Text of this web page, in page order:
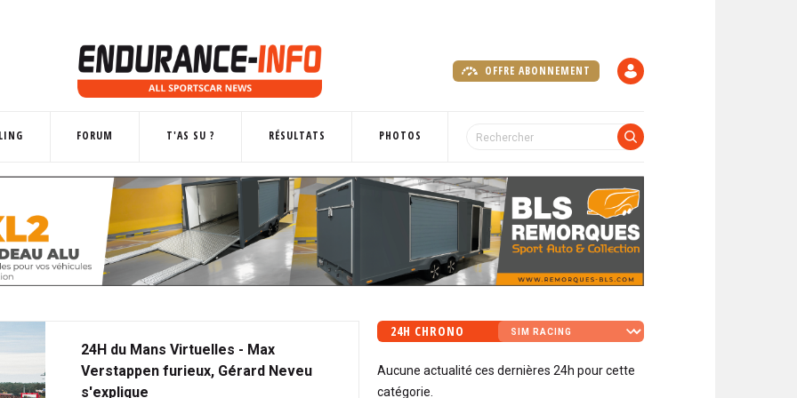
OFFRE ABONNEMENT
FORUM T'AS SU ? RÉSULTATS PHOTOS
24H du Mans Virtuelles - Max
Verstappen furieux, Gérard Neveu
s'explique
24H CHRONO
Aucune actualité ces dernières 24h pour cette
catégorie.